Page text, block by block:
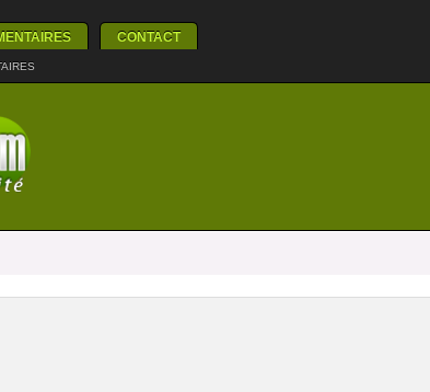
CONTACT